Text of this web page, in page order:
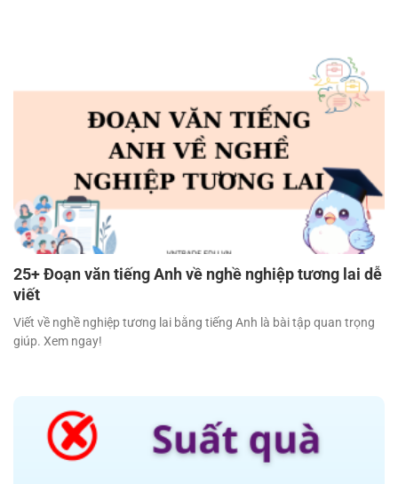
25+ Đoạn văn tiếng Anh về nghề nghiệp tương lai dễ
viết
Viết về nghề nghiệp tương lai bằng tiếng Anh là bài tập quan trọng
giúp. Xem ngay!